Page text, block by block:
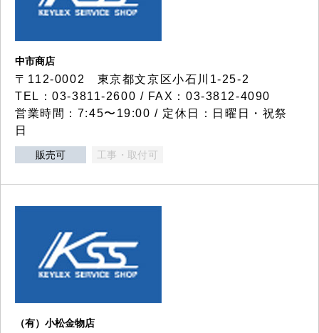
中市商店
〒112-0002 東京都文京区小石川1-25-2
TEL：03-3811-2600 / FAX：03-3812-4090
営業時間：7:45〜19:00 / 定休日：日曜日・祝祭
日
販売可 工事・取付可
（有）小松金物店